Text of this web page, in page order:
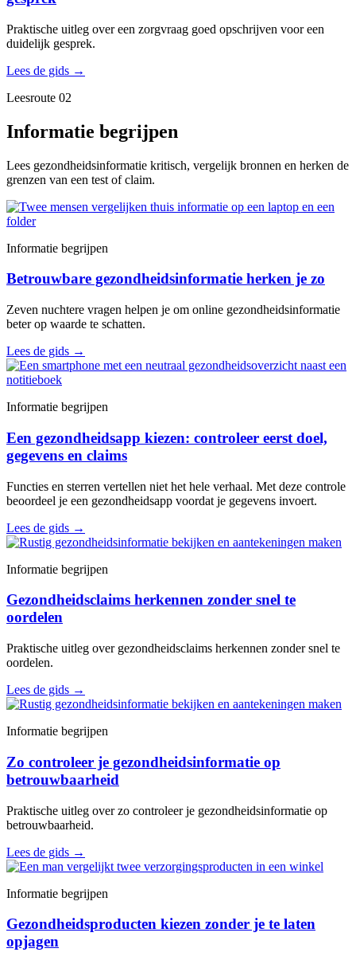
Praktische uitleg over een zorgvraag goed opschrijven voor een
duidelijk gesprek.
Lees de gids →
Leesroute 02
Informatie begrijpen
Lees gezondheidsinformatie kritisch, vergelijk bronnen en herken de
grenzen van een test of claim.
Informatie begrijpen
Betrouwbare gezondheidsinformatie herken je zo
Zeven nuchtere vragen helpen je om online gezondheidsinformatie
beter op waarde te schatten.
Lees de gids →
Informatie begrijpen
Een gezondheidsapp kiezen: controleer eerst doel,
gegevens en claims
Functies en sterren vertellen niet het hele verhaal. Met deze controle
beoordeel je een gezondheidsapp voordat je gegevens invoert.
Lees de gids →
Informatie begrijpen
Gezondheidsclaims herkennen zonder snel te
oordelen
Praktische uitleg over gezondheidsclaims herkennen zonder snel te
oordelen.
Lees de gids →
Informatie begrijpen
Zo controleer je gezondheidsinformatie op
betrouwbaarheid
Praktische uitleg over zo controleer je gezondheidsinformatie op
betrouwbaarheid.
Lees de gids →
Informatie begrijpen
Gezondheidsproducten kiezen zonder je te laten
opjagen